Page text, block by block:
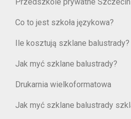
Co to jest szkoła językowa?
Ile kosztują szklane balustrady?
Jak myć szklane balustrady?
Drukarnia wielkoformatowa
Jak myć szklane balustrady